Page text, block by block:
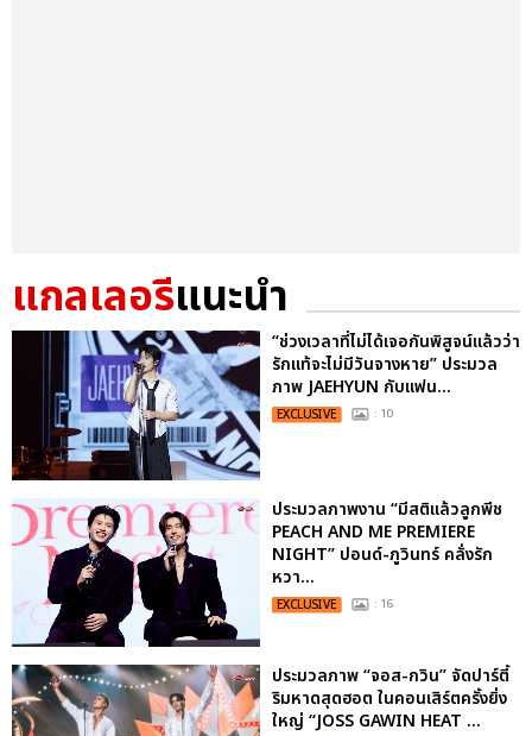
แกลเลอรีแนะนำ
“ช่วงเวลาที่ไม่ได้เจอกันพิสูจน์แล้วว่า
รักแท้จะไม่มีวันจางหาย” ประมวล
ภาพ JAEHYUN กับแฟน...
EXCLUSIVE : 10
ประมวลภาพงาน “มีสติแล้วลูกพีช
PEACH AND ME PREMIERE
NIGHT” ปอนด์-ภูวินทร์ คลั่งรัก
หวา...
EXCLUSIVE : 16
ประมวลภาพ “จอส-กวิน” จัดปาร์ตี้
ริมหาดสุดฮอต ในคอนเสิร์ตครั้งยิ่ง
ใหญ่ “JOSS GAWIN HEAT ...